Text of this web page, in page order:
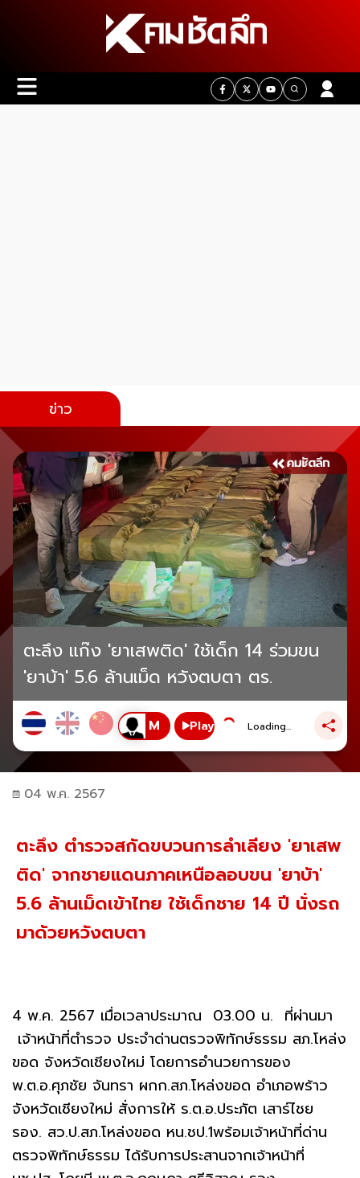
ข่าว
ตะลึง แก๊ง 'ยาเสพติด' ใช้เด็ก 14 ร่วมขน
'ยาบ้า' 5.6 ล้านเม็ด หวังตบตา ตร.
Play Loading...
04 พ.ค. 2567
ตะลึง ตำรวจสกัดขบวนการลำเลียง 'ยาเสพ
ติด' จากชายแดนภาคเหนือลอบขน 'ยาบ้า'
5.6 ล้านเม็ดเข้าไทย ใช้เด็กชาย 14 ปี นั่งรถ
มาด้วยหวังตบตา
4 พ.ค. 2567 เมื่อเวลาประมาณ 03.00 น. ที่ผ่านมา
เจ้าหน้าที่ตำรวจ ประจำด่านตรวจพิทักษ์ธรรม สภ.โหล่ง
ขอด จังหวัดเชียงใหม่ โดยการอำนวยการของ
พ.ต.อ.ศุภชัย จันทรา ผกก.สภ.โหล่งขอด อำเภอพร้าว
จังหวัดเชียงใหม่ สั่งการให้ ร.ต.อ.ประภัต เสาร์ไชย
รอง. สว.ป.สภ.โหล่งขอด หน.ชป.1พร้อมเจ้าหน้าที่ด่าน
ตรวจพิทักษ์ธรรม ได้รับการประสานจากเจ้าหน้าที่